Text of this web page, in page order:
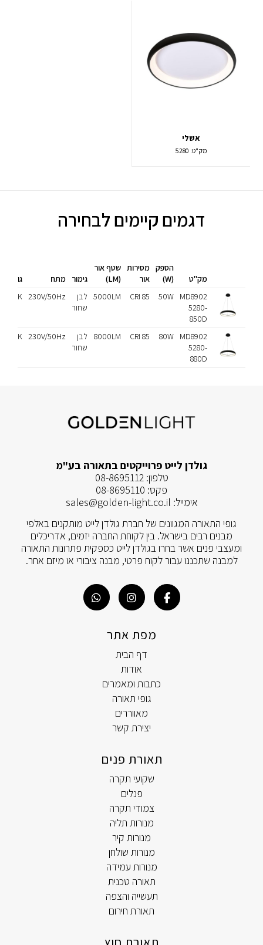
אשלי
מק"ט: 5280
דגמים קיימים לבחירה
מק"ט
הספק
(W)
מסירות
אור
שטף אור
(LM)
גימור מתח
גוון אור
MD8902
5280-
850D
50W
CRI 85
5000LM לבן
שחור
230V/50Hz
3000K
MD8902
5280-
880D
80W
CRI 85
8000LM
לבן
שחור
230V/50Hz
3000K
גולדן לייט פרוייקטים בתאורה בע"מ
טלפון:08-8695112
פקס: 08-8695110
אימייל: sales@golden-light.co.il
גופי התאורה המגוונים של חברת גולדן לייט מותקנים באלפי
מבנים רבים בישראל. בין לקוחת החברה יזמים, אדריכלים
ומעצבי פנים אשר בחרו בגולדן לייט כספקית פתרונות התאורה
למבנה שתכננו עבור לקוח פרטי, מבנה ציבורי או מיזם אחר.
מפת אתר
דף הבית
אודות
כתבות ומאמרים
גופי תאורה
מאווררים
יצירת קשר
תאורת פנים
שקועי תקרה
פנלים
צמודי תקרה
מנורות תליה
מנורות קיר
מנורות שולחן
מנורות עמידה
תאורה טכנית
תעשייה והצפה
תאורת חירום